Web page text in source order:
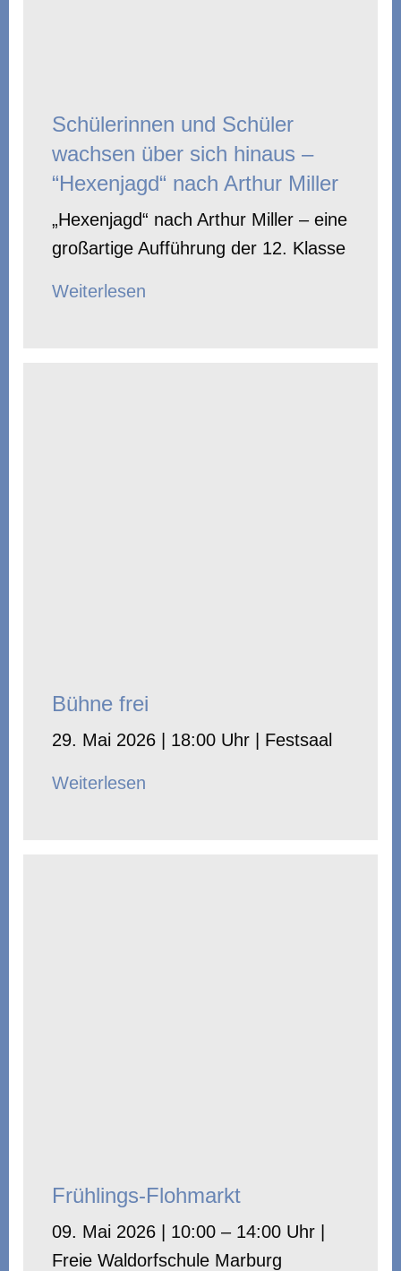
Schülerinnen und Schüler
wachsen über sich hinaus –
“Hexenjagd“ nach Arthur Miller
„Hexenjagd“ nach Arthur Miller – eine
großartige Aufführung der 12. Klasse
Weiterlesen
Bühne frei
29. Mai 2026 | 18:00 Uhr | Festsaal
Weiterlesen
Frühlings-Flohmarkt
09. Mai 2026 | 10:00 – 14:00 Uhr |
Freie Waldorfschule Marburg